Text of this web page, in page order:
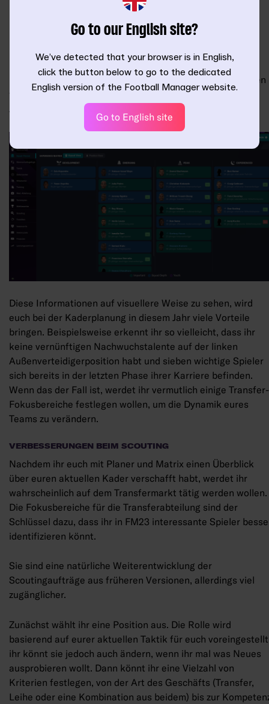
noch Verbesserungspotenzial haben)
Höhepunkt (Spieler auf dem Höhepunkt ihrer Karriere)
Erfahren (Spieler in den letzten Jahren ihrer Karriere)
Darüber hinaus sind diese Spieler in der Kaderansicht der
Matrix auch farblich markiert, um anzuzeigen, ob sie zu den
wichtigen Spielern, den Ergänzungsspielern oder den
Jugendspielern gehören.
Diese Informationen auf visuellere Weise zu sehen, wird
euch bei der Kaderplanung in diesem Jahr viele Vorteile
bringen. Beispielsweise erkennt ihr so vielleicht, dass ihr
keine vernünftigen Nachwuchstalente auf der linken
Außenverteidigerposition habt und sieben wichtige Spieler
sich bereits in der letzten Phase ihrer Karriere befinden.
Wenn das der Fall ist, werdet ihr vermutlich einige Transfer-
Fokusbereiche festlegen wollen, um die Dynamik eures
Teams zu verändern.
VERBESSERUNGEN BEIM SCOUTING
Nachdem ihr euch mit Planer und Matrix einen Überblick
über euren aktuellen Kader verschafft habt, werdet ihr
wahrscheinlich auf dem Transfermarkt tätig werden wollen.
Die Fokusbereiche für die Transferabteilung sind der
Schlüssel dazu, dass ihr in FM23 interessante Spieler
identifizieren könnt.
Sie sind eine natürliche Weiterentwicklung der
Scoutingaufträge aus früheren Versionen, allerdings viel
zugänglicher.
Zunächst wählt ihr eine Position aus. Die Rolle wird
basierend auf eurer aktuellen Taktik für euch
ihr könnt sie jedoch auch ändern, wenn ihr mal was Neues
ausprobieren wollt. Dann könnt ihr eine Vielzahl von
Kriterien festlegen, von der Art des Geschäfts (Transfer,
Leihe oder eine Kombination aus beidem) bis zur
Go to our English site?
We’ve detected that your browser is in English,
click the button below to go to the dedicated
English version of the Football Manager website.
Go to English site